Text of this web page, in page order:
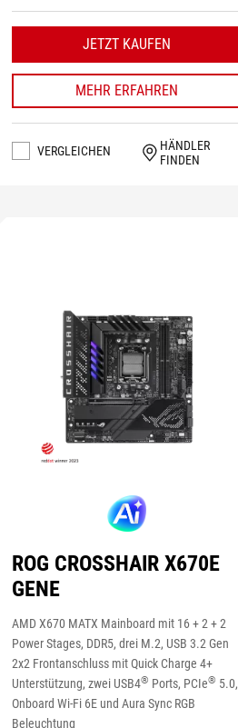
JETZT KAUFEN
MEHR ERFAHREN
VERGLEICHEN
HÄNDLER
FINDEN
ROG CROSSHAIR X670E
GENE
AMD X670 MATX Mainboard mit 16 + 2 + 2
Power Stages, DDR5, drei M.2, USB 3.2 Gen
2x2 Frontanschluss mit Quick Charge 4+
Unterstützung, zwei USB4® Ports, PCIe® 5.0,
Onboard Wi-Fi 6E und Aura Sync RGB
Beleuchtung